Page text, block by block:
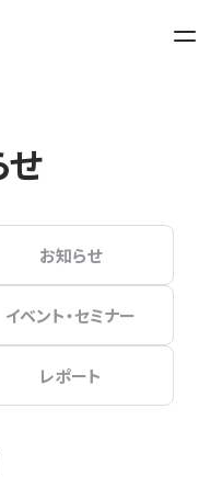
せ
お知らせ
イベント・セミナー
レポート